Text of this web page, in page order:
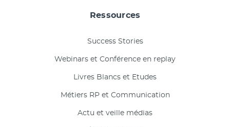
Ressources
Success Stories
Webinars et Conférence en replay
Livres Blancs et Etudes
Métiers RP et Communication
Actu et veille médias